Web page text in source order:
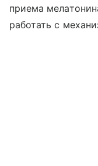
приема
работать с